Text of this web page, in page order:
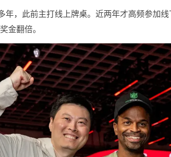
年，此前主打线上牌桌。近两年才高频参加
金翻倍。